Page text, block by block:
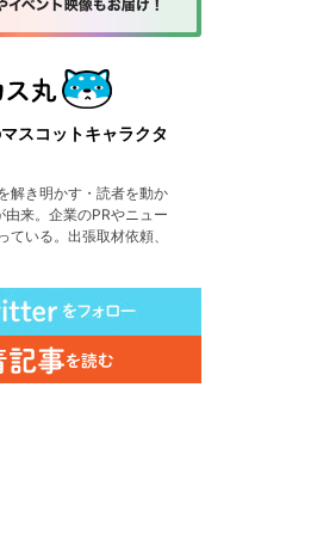
スコットキャラクタ
解き明かす・読者を動か
来。企業のPRやニュー
ている。出張取材依頼、